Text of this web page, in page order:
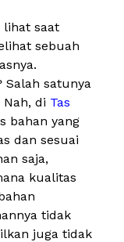
lihat saat
sebuah
Salah satunya
di Tas
bahan yang
dan sesuai
saja,
kualitas
tidak
juga tidak